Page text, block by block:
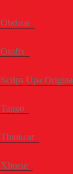
Obdstar
Otofix
Scrips Upa
Tango
Thinkcar
Xhorse